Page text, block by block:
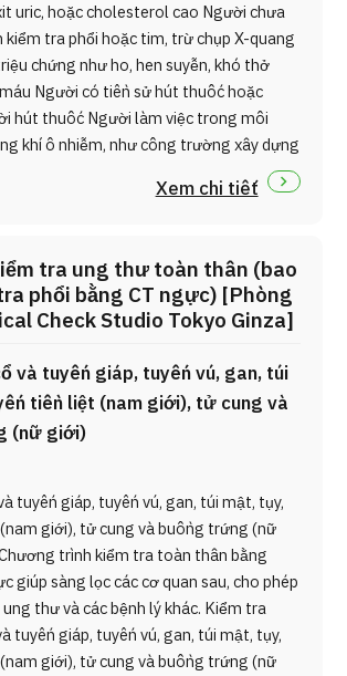
uric, hoặc cholesterol cao Người chưa
tra phổi hoặc tim, trừ chụp X-quang
chứng như ho, hen suyễn, khó thở
Người có tiền sử hút thuốc hoặc
hút thuốc Người làm việc trong môi
khí ô nhiễm, như công trường xây dựng
Xem chi tiết
tra ung thư toàn thân (bao
phổi bằng CT ngực) [Phòng
Check Studio Tokyo Ginza]
và tuyến giáp, tuyến vú, gan, túi
tiền liệt (nam giới), tử cung và
(nữ giới)
tuyến giáp, tuyến vú, gan, túi mật, tụy,
giới), tử cung và buồng trứng (nữ
trình kiểm tra toàn thân bằng
giúp sàng lọc các cơ quan sau, cho phép
thư và các bệnh lý khác. Kiểm tra
tuyến giáp, tuyến vú, gan, túi mật, tụy,
giới), tử cung và buồng trứng (nữ